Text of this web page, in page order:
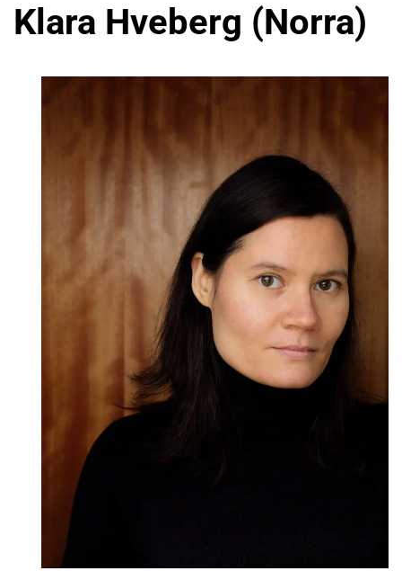
Klara Hveberg (Norra)